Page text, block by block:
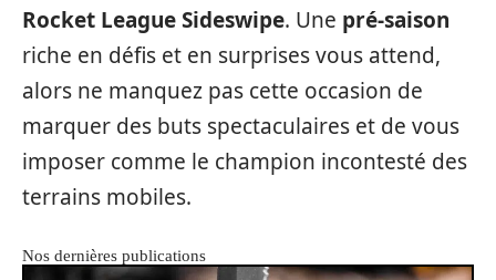
Rocket League Sideswipe. Une pré-saison
riche en défis et en surprises vous attend,
alors ne manquez pas cette occasion de
marquer des buts spectaculaires et de vous
imposer comme le champion incontesté des
terrains mobiles.
Nos dernières publications